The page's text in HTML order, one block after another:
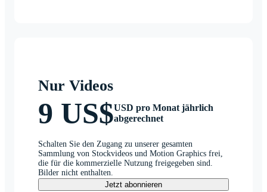
Nur Videos
9 US$USD pro Monat jährlich
abgerechnet
Schalten Sie den Zugang zu unserer gesamten
Sammlung von Stockvideos und Motion Graphics frei,
die für die kommerzielle Nutzung freigegeben sind.
Bilder nicht enthalten.
Jetzt abonnieren